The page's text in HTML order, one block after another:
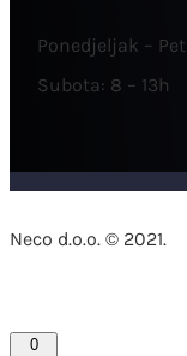
Ponedjeljak –
Subota: 8 – 13h
Neco d.o.o. © 2021.
0